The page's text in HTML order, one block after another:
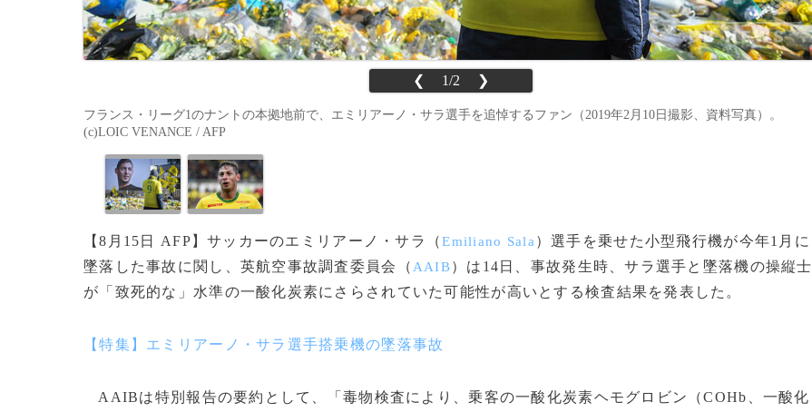
❮ 1/2 ❯
フランス・リーグ1のナントの本拠地前で、エミリアーノ・サラ選手を追悼するファン（2019年2月10日撮影、資料写真）。
(c)LOIC VENANCE / AFP
【8月15日 AFP】サッカーのエミリアーノ・サラ（Emiliano Sala ）選手を乗せた小型飛行機が今年1月に
墜落した事故に関し、英航空事故調査委員会（ AAIB）は14日、事故発生時、サラ選手と墜落機の操縦士
が「致死的な」水準の一酸化炭素にさらされていた可能性が高いとする検査結果を発表した。
【特集】エミリアーノ・サラ選手搭乗機の墜落事故
AAIBは特別報告の要約として、「毒物検査により、乗客の一酸化炭素ヘモグロビン（COHb、一酸化